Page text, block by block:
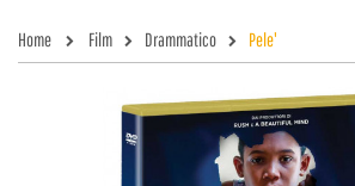
Home Film Drammatico Pele'